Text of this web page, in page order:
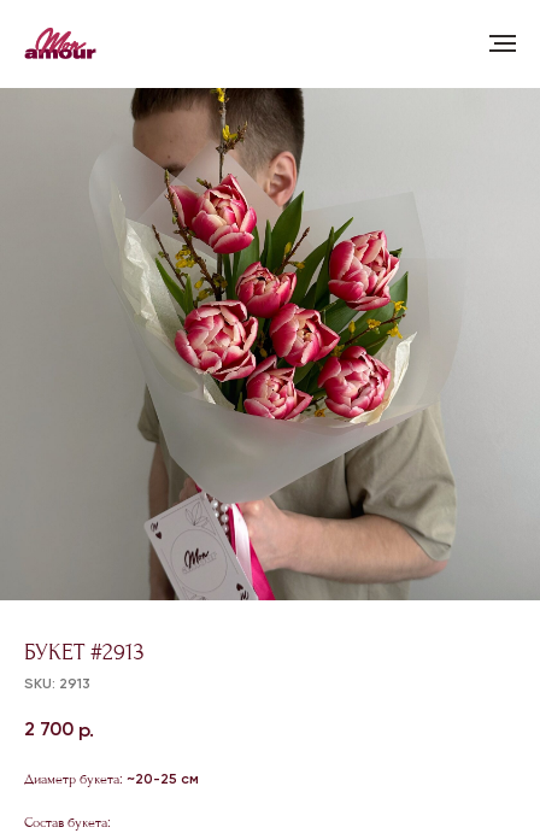
БУКЕТ #2913
SKU: 2913
2 700 р.
Диаметр букета: ~20-25 см
Состав букета: